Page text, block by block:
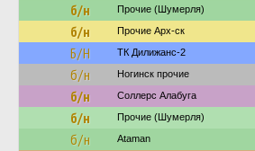
б/н Прочие (Шумерля)
б/н Прочие Арх-ск
Б/Н ТК Дилижанс-2
б/н Ногинск прочие
б/н Соллерс Алабуга
б/н Прочие (Шумерля)
б/н Ataman